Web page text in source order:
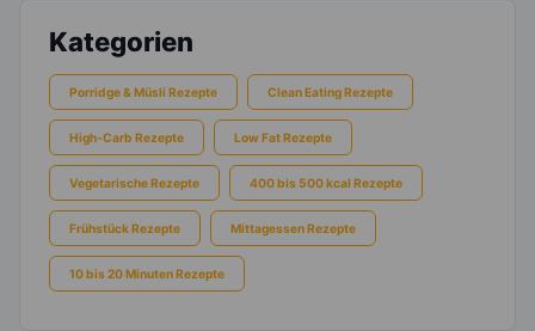
Kategorien
Porridge & Müsli Rezepte Clean Eating Rezepte
High-Carb Rezepte Low Fat Rezepte
Vegetarische Rezepte 400 bis 500 kcal Rezepte
Frühstück Rezepte Mittagessen Rezepte
10 bis 20 Minuten Rezepte